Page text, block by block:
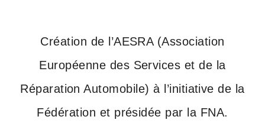
Création de l’AESRA (Association
Européenne des Services et de la
Réparation Automobile) à l’initiative de la
Fédération et présidée par la FNA.